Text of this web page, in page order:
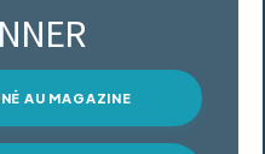
AU MAGAZINE